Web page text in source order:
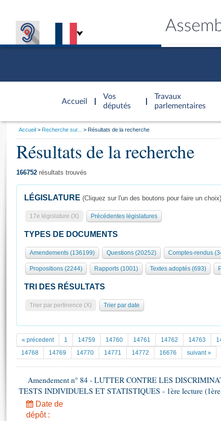
Accueil
d'accueil
Vos
députés
Travaux
parlementaires
Présidence
577 députés
Groupes politiques
Séance publique
Commissions et autres organes
Europe et International
Pétitions
Documents parlementaires
Projets de loi
Propositions de loi
Amendements
Textes adoptés
Général
Rôle et pouvoirs de l'Assemblée
Organisation de l'Assemblée
Présidence Conférence des Présidents Bureau Collège des
Statistiques et chiffres clés
Documents de référence
( Constitution | Règlement de l'Assemblée ... )
Histoire
Juniors
Anciennes législatures
Visiter l'Assemblée
Visite virtuelle du palais Bourbon
Assister à une séance
La Bibliothèque
Les archives
Photos libres de droit
Vous
Accueil Recherche sur... Résultats de la recherche
Résultats de la recherche
166752 résultats trouvés
LÉGISLATURE (Cliquez sur l'un des boutons pour faire un choix)
17e législature (X) Précédentes législatures
TYPES DE DOCUMENTS
Amendements (136199) Questions (20252) Comptes-rendus
Propositions (2244) Rapports (1001) Textes adoptés (693)
TRI DES RÉSULTATS
Trier par pertinence (X) Trier par date
« précedent 1 14759 14760 14761 14762 14763
14768
14769 14770 14771 14772 16676 suivant »
Amendement n° 84 - LUTTER CONTRE LES
TESTS INDIVIDUELS ET STATISTIQUES - 1ère lecture (1ère
Date de
dépôt :